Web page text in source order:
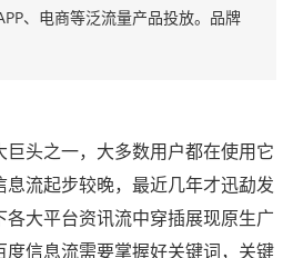
、电商等泛流量产品投放。品牌
头之一，大多数用户都在使用它
流起步较晚，最近几年才迅勐发
大平台资讯流中穿插展现原生广
信息流需要掌握好关键词，关键